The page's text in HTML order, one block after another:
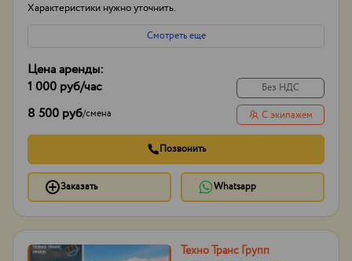
Характеристики нужно уточнить.
Смотреть еще
Цена аренды:
1 000 руб/час
8 500 руб/смена
Без НДС
С экипажем
Позвонить
Заказать Whatsapp
Техно Транс Групп